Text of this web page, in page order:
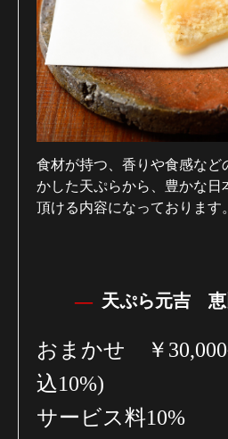
食材が持つ、香りや食感など
かした天ぷらから、 豊かな日
頂ける内容になっております。
天ぷら元吉 恵
おまかせ ￥
込10%)
サービス料10%